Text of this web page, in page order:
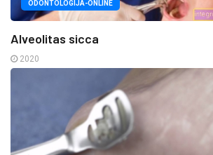
ODONTOLOGIJA-ONLINE
Alveolitas sicca
2020